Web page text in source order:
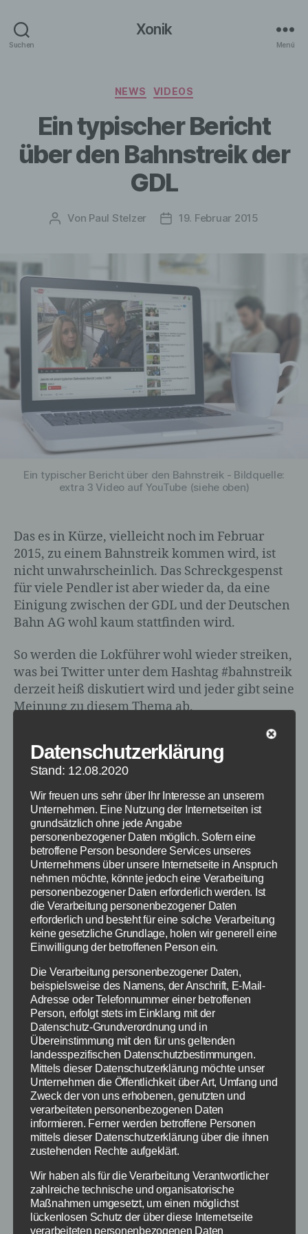
Suchen
Xonik
Menü
Kategorien
NEWS VIDEOS
Ein typischer Bericht
über den Bahnstreik der
GDL
Beitragsautor
Von Paul Stelzer Veröffentlichungsdatum
19. Februar 2015
Ein typischer Bericht über den Bahnstreik - Bildquelle:
extra 3 Video auf YouTube (siehe oben)
Das es in Kürze, vielleicht noch im Februar
2015, zu einem Bahnstreik kommen wird, ist
nicht unwahrscheinlich. Das Schreckgespenst
für viele Pendler ist aber wieder da, da eine
Einigung zwischen der GDL und der Deutschen
Bahn AG wohl kaum stattfinden wird.
So werden die Lokführer wohl wieder streiken,
was bei Twitter unter dem Hashtag #bahnstreik
derzeit heiß diskutiert wird und jeder gibt seine
Meinung zu diesem Thema ab.
So wird die
Berichterstattung über den
Bahnstreik der GDL
ablaufen
Ein typischer Bericht über den
Bahnstreik – Bildquelle: extra
3 Video auf YouTube (siehe
Doch eins ist
sicher: Die
Nachrichtensende
r und
e werden wohl
wieder
umfangreich über
den Bahnstreik
Datenschutzerklärung
Stand: 12.08.2020
Wir freuen uns sehr über Ihr Interesse an unserem
Unternehmen. Eine Nutzung der Internetseiten ist
grundsätzlich ohne jede Angabe
personenbezogener Daten möglich. Sofern eine
betroffene Person besondere Services unseres
Unternehmens über unsere Internetseite in Anspruch
nehmen möchte, könnte jedoch eine Verarbeitung
personenbezogener Daten erforderlich werden. Ist
die Verarbeitung personenbezogener Daten
erforderlich und besteht für eine solche Verarbeitung
keine gesetzliche Grundlage, holen wir generell eine
Einwilligung der betroffenen Person ein.
Die Verarbeitung personenbezogener Daten,
beispielsweise des Namens, der Anschrift, E-Mail-
Adresse oder Telefonnummer einer betroffenen
Person, erfolgt stets im Einklang mit der
Datenschutz-Grundverordnung und in
Übereinstimmung mit den für uns geltenden
landesspezifischen Datenschutzbestimmungen.
Mittels dieser Datenschutzerklärung möchte unser
Unternehmen die Öffentlichkeit über Art, Umfang und
Zweck der von uns erhobenen, genutzten und
verarbeiteten personenbezogenen Daten
informieren. Ferner werden betroffene Personen
mittels dieser Datenschutzerklärung über die ihnen
zustehenden Rechte aufgeklärt.
Wir haben als für die Verarbeitung Verantwortlicher
zahlreiche technische und organisatorische
Maßnahmen umgesetzt, um einen möglichst
lückenlosen Schutz der über diese Internetseite
verarbeiteten personenbezogenen Daten